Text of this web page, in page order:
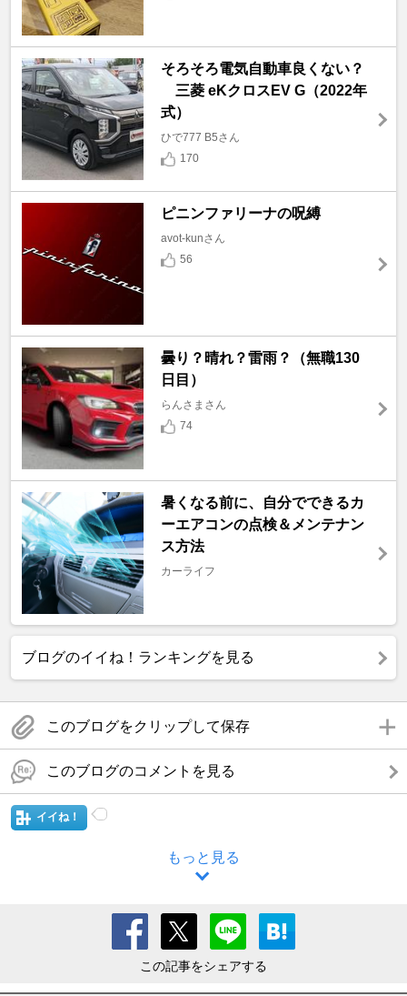
そろそろ電気自動車良くない？
三菱 eKクロスEV G（2022年
式）
ひで777 B5さん
170
ピニンファリーナの呪縛
avot-kunさん
56
曇り？晴れ？雷雨？（無職130
日目）
らんさまさん
74
暑くなる前に、自分でできるカ
ーエアコンの点検＆メンテナン
ス方法
カーライフ
ブログのイイね！ランキングを見る
このブログをクリップして保存
このブログのコメントを見る
イイね！
もっと見る
この記事をシェアする